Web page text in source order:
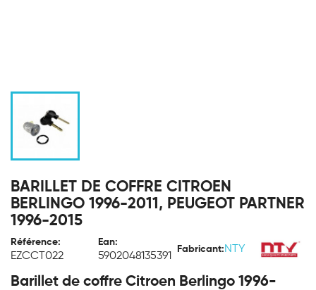
BARILLET DE COFFRE CITROEN
BERLINGO 1996-2011, PEUGEOT PARTNER
1996-2015
Référence:
EZCCT022
Ean:
5902048135391
Fabricant: NTY
Barillet de coffre Citroen Berlingo 1996-